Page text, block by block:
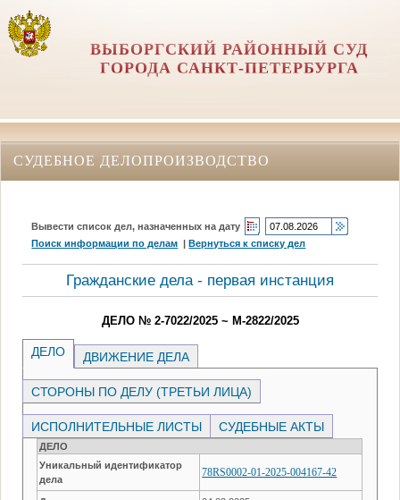
ВЫБОРГСКИЙ РАЙОННЫЙ СУД
ГОРОДА САНКТ-ПЕТЕРБУРГА
СУДЕБНОЕ ДЕЛОПРОИЗВОДСТВО
Вывести список дел, назначенных на дату
Поиск информации по делам |Вернуться к списку дел
Гражданские дела - первая инстанция
ДЕЛО № 2-7022/2025 ~ М-2822/2025
ДЕЛО ДВИЖЕНИЕ ДЕЛА
СТОРОНЫ ПО ДЕЛУ (ТРЕТЬИ ЛИЦА)
ИСПОЛНИТЕЛЬНЫЕ ЛИСТЫ СУДЕБНЫЕ АКТЫ
ДЕЛО
Уникальный идентификатор
дела
78RS0002-01-2025-004167-42